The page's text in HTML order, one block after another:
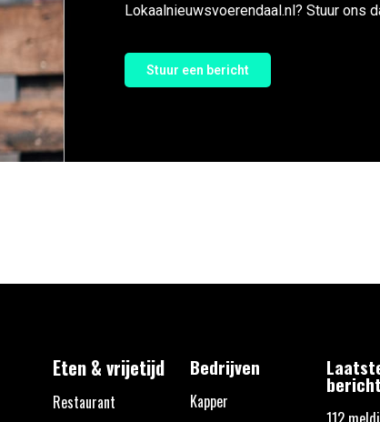
Lokaalnieuwsvoerendaal.nl? Stuur ons
Stuur een bericht
Eten & vrijetijd
Restaurant
Bedrijven
Kapper